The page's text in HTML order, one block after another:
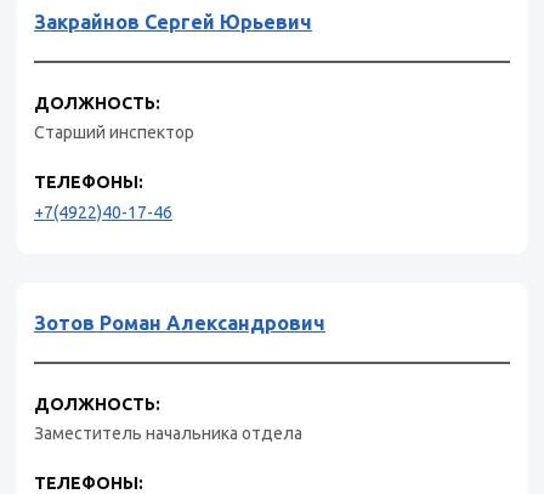
Закрайнов Сергей Юрьевич
ДОЛЖНОСТЬ:
Старший инспектор
ТЕЛЕФОНЫ:
+7(4922)40-17-46
Зотов Роман Александрович
ДОЛЖНОСТЬ:
Заместитель начальника отдела
ТЕЛЕФОНЫ: